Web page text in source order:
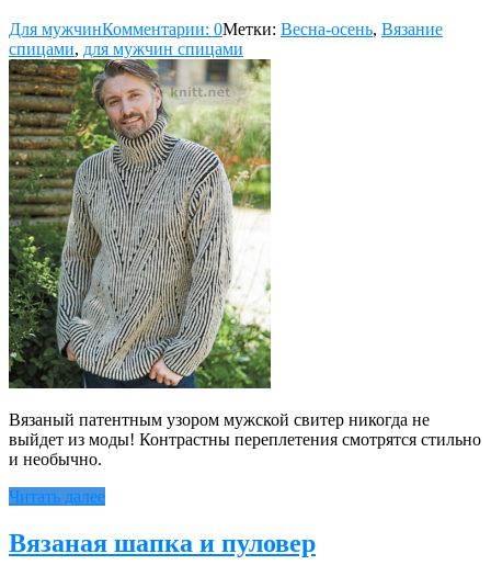
Для мужчинКомментарии: 0Метки: Весна-осень, Вязание
спицами, для мужчин спицами
Вязаный патентным узором мужской свитер никогда не
выйдет из моды! Контрастны переплетения смотрятся стильно
и необычно.
Читать далее
Вязаная шапка и пуловер